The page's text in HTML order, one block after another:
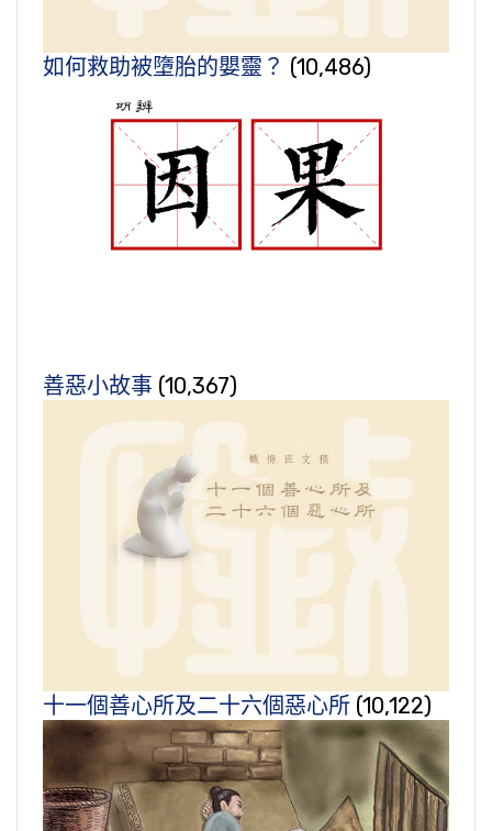
如何救助被墮胎的嬰靈？ (10,486)
善惡小故事 (10,367)
十一個善心所及二十六個惡心所 (10,122)